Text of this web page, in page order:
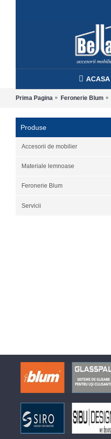
ACASA
Prima Pagina Feronerie Blum
Produse
Accesorii de mobilier
Materiale lemnoase
Feronerie Blum
Servicii